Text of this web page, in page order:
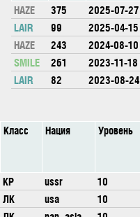
HAZE
375
2025-07-27
LAIR
99 2025-04-15
HAZE
243 2024-08-10
SMILE
261 2023-11-18
LAIR
82 2023-08-24
Класс Нация Уровень
КР ussr 10
ЛК
usa 10